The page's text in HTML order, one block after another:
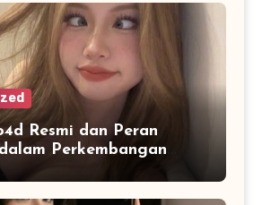
Resmi dan Peran
Perkembangan